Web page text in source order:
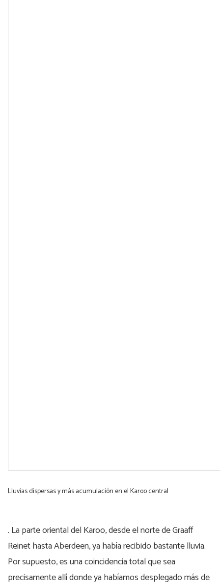
Lluvias dispersas y más acumulación en el Karoo central
. La parte oriental del Karoo, desde el norte de Graaff
Reinet hasta Aberdeen, ya había recibido bastante lluvia.
Por supuesto, es una coincidencia total que sea
precisamente allí donde ya habíamos desplegado más de